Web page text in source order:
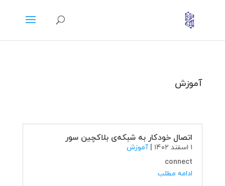
آموزش
اتصال خودکار به شبکه‌ی بلاکچین سور
۱ اسفند ۱۴۰۲ |آموزش
connect
ادامه مطلب